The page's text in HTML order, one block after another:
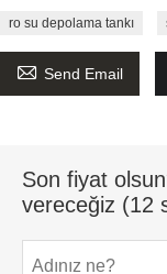
ro su depolama tankı
 Send Email
Son fiyat
vereceğiz (12